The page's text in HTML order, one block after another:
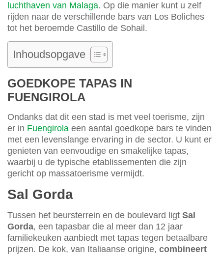
luchthaven van Malaga. Op die manier kunt u zelf
rijden naar de verschillende bars van Los Boliches
tot het beroemde Castillo de Sohail.
Inhoudsopgave
GOEDKOPE TAPAS IN
FUENGIROLA
Ondanks dat dit een stad is met veel toerisme, zijn
er in Fuengirola een aantal goedkope bars te vinden
met een levenslange ervaring in de sector. U kunt er
genieten van eenvoudige en smakelijke tapas,
waarbij u de typische etablissementen die zijn
gericht op massatoerisme vermijdt.
Sal Gorda
Tussen het beursterrein en de boulevard ligt Sal
Gorda, een tapasbar die al meer dan 12 jaar
familiekeuken aanbiedt met tapas tegen betaalbare
prijzen. De kok, van Italiaanse origine, combineert